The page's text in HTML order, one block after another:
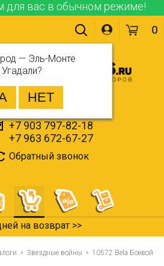
для вас в обычном режиме!
— Эль-Монте
Угадали?
+7 903 797-82-18
+7 963 672-67-27
Обратный звонок
0
на возврат >>
Звездные войны
10572 Bela Боевой